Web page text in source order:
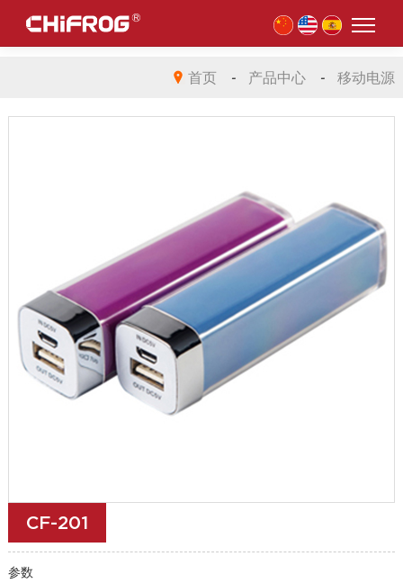
首页 - 产品中心 - 移动电源
CF-201
参数